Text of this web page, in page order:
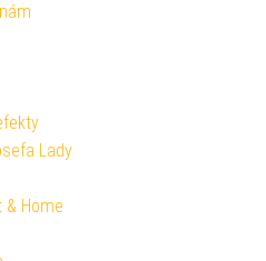
Lady
& Home